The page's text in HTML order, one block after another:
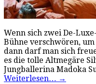
Wenn sich zwei De-
Bühne verschwören,
dann darf man sich
es die tolle Altmegäre
Jungballerina Madoka
Weiterlesen… →